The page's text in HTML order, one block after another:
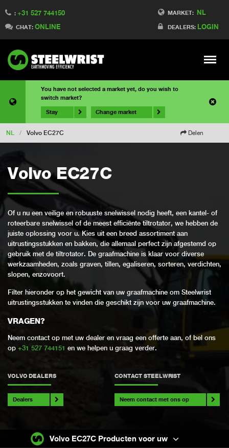
MARKET: NL
DEALERS: LOGIN
: +31 527 744150
CHAT: ONLINE
Meny
You have not selected a market yet, do you wish to
switch market?
Stay Change market
NL / Volvo EC27C Delen
Volvo EC27C
Of u nu een veilige en robuuste snelwissel nodig heeft, een kantel- of
roteerbare snelwissel of de meest efficiënte tiltrotator, we hebben de
juiste oplossing voor u. Kies uit een breed assortiment aan
uitrustingsstukken en bakken, die allemaal perfect zijn afgestemd op
gebruik met de tiltrotator. De graafmachine is klaar voor diverse
werkzaamheden, zoals graven, tillen, egaliseren, sorteren, verdichten,
slopen, enzovoort.
Filter hieronder op het gewicht van uw graafmachine om Steelwrist
uitrustingsstukken te vinden die geschikt zijn voor uw graafmachine.
VRAGEN?
Neem contact op met uw dealer en vraag een offerte aan, of bel ons
op +31 527 744151 en we helpen u graag verder.
VOLVO DEALERS
Dealers
CONTACT STEELWRIST
Neem contact met ons op
Volvo EC27C Producten voor uw